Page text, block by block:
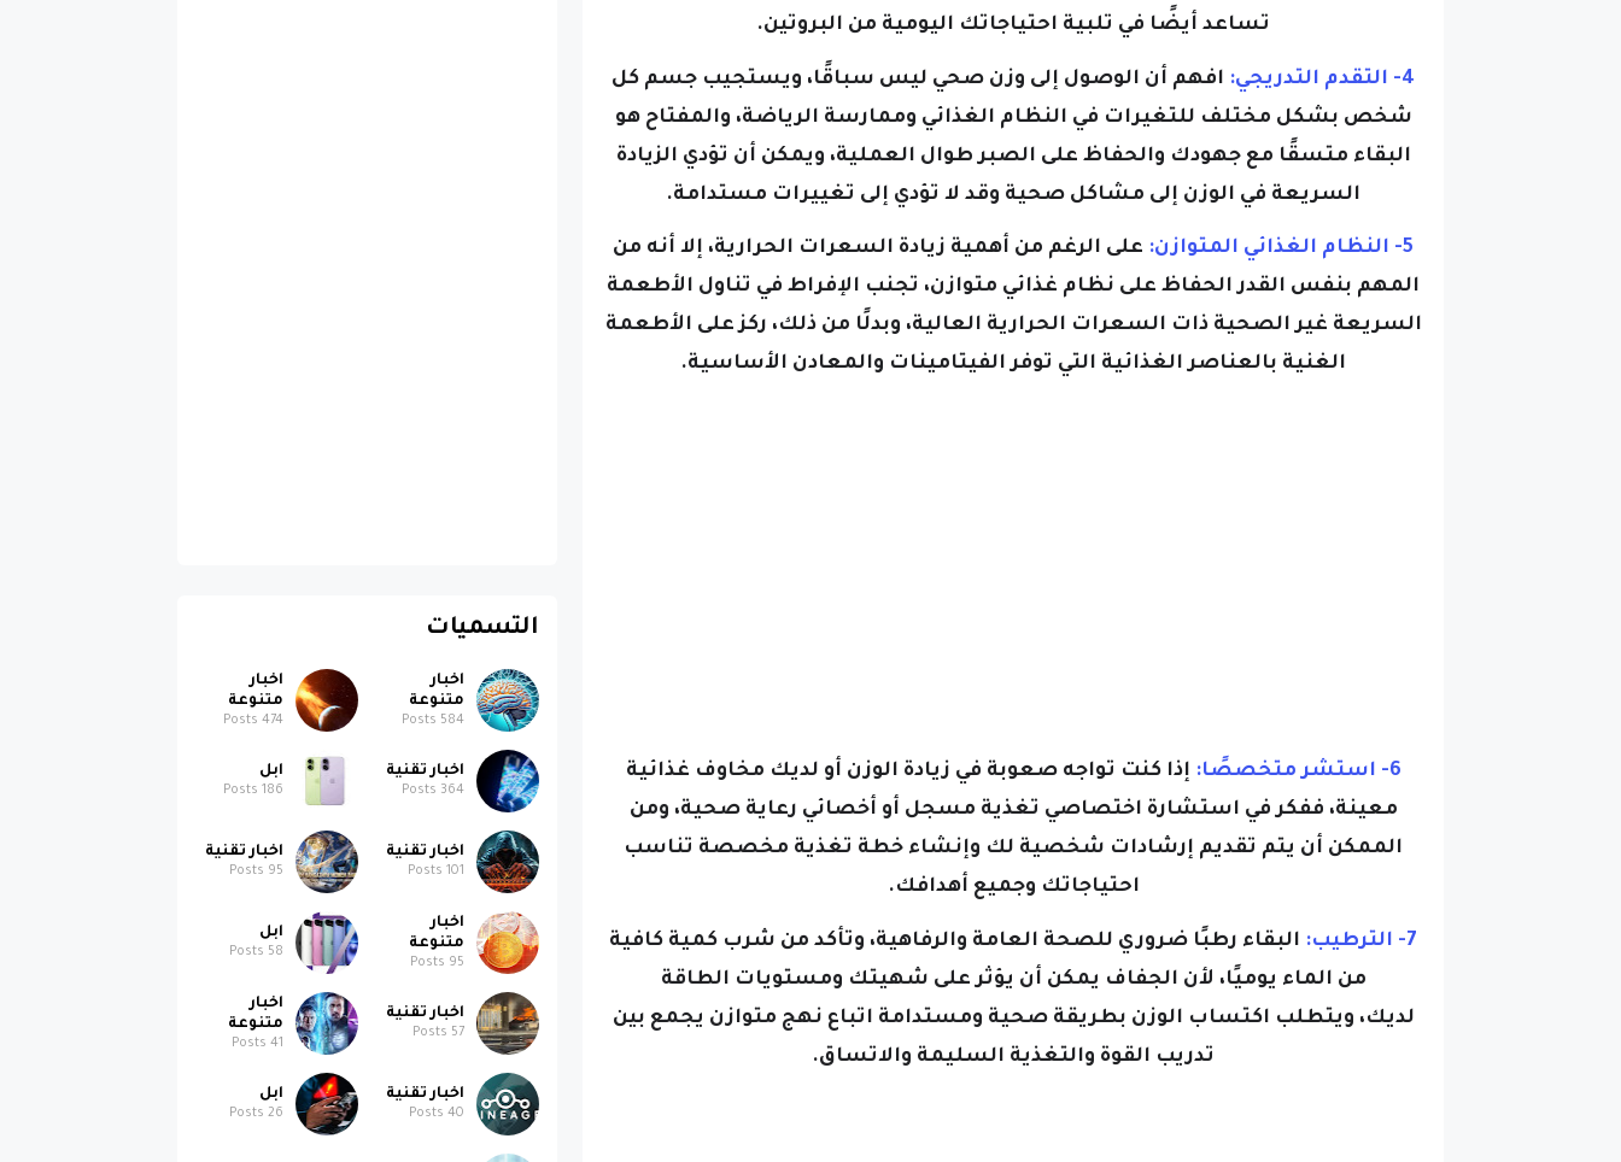
تساعد أيضًا في تلبية احتياجاتك اليومية من البروتين.
4- التقدم التدريجي:
افهم أن الوصول إلى وزن صحي ليس سباقًا، ويستجيب جسم كل
شخص بشكل مختلف للتغيرات في النظام الغذائي وممارسة الرياضة، والمفتاح هو
البقاء متسقًا مع جهودك والحفاظ على الصبر طوال العملية، ويمكن أن تؤدي الزيادة
السريعة في الوزن إلى مشاكل صحية وقد لا تؤدي إلى تغييرات مستدامة.
5- النظام الغذائي المتوازن:
على الرغم من أهمية زيادة السعرات الحرارية، إلا أنه من
المهم بنفس القدر الحفاظ على نظام غذائي متوازن، تجنب الإفراط في تناول الأطعمة
السريعة غير الصحية ذات السعرات الحرارية العالية، وبدلًا من ذلك، ركز على الأطعمة
الغنية بالعناصر الغذائية التي توفر الفيتامينات والمعادن الأساسية.
6- استشر متخصصًا:
إذا كنت تواجه صعوبة في زيادة الوزن أو لديك مخاوف غذائية
معينة، ففكر في استشارة اختصاصي تغذية مسجل أو أخصائي رعاية صحية، ومن
الممكن أن يتم تقديم إرشادات شخصية لك وإنشاء خطة تغذية مخصصة تناسب
احتياجاتك وجميع أهدافك.
7- الترطيب:
البقاء رطبًا ضروري للصحة العامة والرفاهية، وتأكد من شرب كمية كافية
من الماء يوميًا، لأن الجفاف يمكن أن يؤثر على شهيتك ومستويات الطاقة
لديك، ويتطلب اكتساب الوزن بطريقة صحية ومستدامة اتباع نهج متوازن يجمع بين
تدريب القوة والتغذية السليمة والاتساق.
التسميات
اخبار
متنوعة
584
اخبار
متنوعة
474
اخبار تقنية
364
ابل
186
اخبار تقنية
101
اخبار تقنية
95
اخبار
متنوعة
95
ابل
58
اخبار تقنية
57
اخبار
متنوعة
41
اخبار تقنية
40
ابل
26